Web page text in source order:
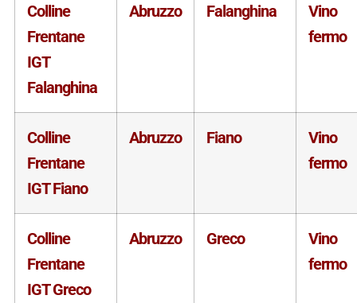
Colline
Frentane
IGT
Falanghina
Abruzzo Falanghina
Vino
fermo
Colline
Frentane
IGT Fiano
Abruzzo Fiano
Vino
fermo
Colline
Frentane
IGT Greco
Abruzzo Greco
Vino
fermo